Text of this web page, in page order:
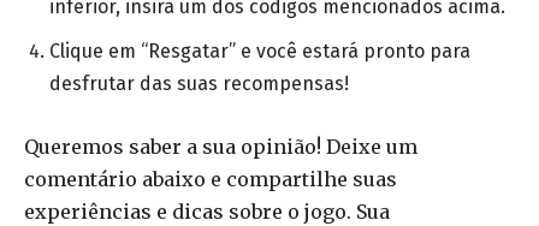
inferior, insira um dos códigos mencionados acima.
Clique em “Resgatar” e você estará pronto para
desfrutar das suas recompensas!
Queremos saber a sua opinião! Deixe um
comentário abaixo e compartilhe suas
experiências e dicas sobre o jogo. Sua